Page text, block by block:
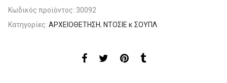
Κωδικός προϊόντος: 30092
Κατηγορίες: ΑΡΧΕΙΟΘΕΤΗΣΗ, ΝΤΟΣΙΕ κ ΣΟΥΠΛ